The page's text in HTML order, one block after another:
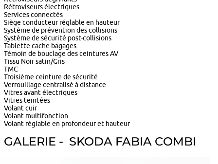
Rétroviseurs électriques
Services connectés
Siège conducteur réglable en hauteur
Système de prévention des collisions
Système de sécurité post-collisions
Tablette cache bagages
Témoin de bouclage des ceintures AV
Tissu Noir satin/Gris
TMC
Troisième ceinture de sécurité
Verrouillage centralisé à distance
Vitres avant électriques
Vitres teintées
Volant cuir
Volant multifonction
Volant réglable en profondeur et hauteur
GALERIE - SKODA FABIA COMBI